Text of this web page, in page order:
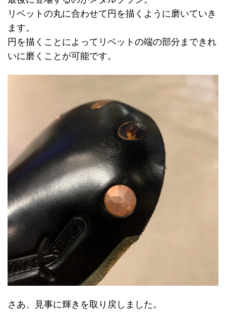
リベットの丸に合わせて円を描くように磨いていき
ます。
円を描くことによってリベットの端の部分まできれ
いに磨くことが可能です。
さあ、見事に輝きを取り戻しました。